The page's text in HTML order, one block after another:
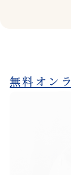
無料オン